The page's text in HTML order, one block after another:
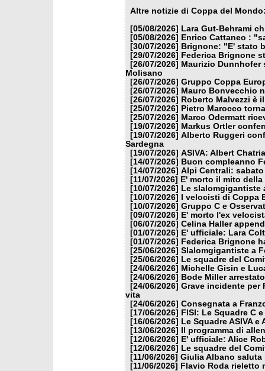
Altre notizie di Coppa del
[05/08/2026]
Lara Gut-Behrami
[05/08/2026]
Enrico Cattaneo :
[30/07/2026]
Brignone: "E' stato
[29/07/2026]
Federica Brignone
[26/07/2026] Maurizio Dunnhofer
Molisano
[26/07/2026] Gruppo Coppa
[26/07/2026] Mauro Bonvecchio
[26/07/2026]
Roberto Malvezzi è
[25/07/2026]
Pietro Marocco
[25/07/2026] Marco Odermatt
[19/07/2026] Markus Ortler
[19/07/2026] Alberto Ruggeri
Sardegna
[19/07/2026] ASIVA: Albert
[14/07/2026]
Buon compleanno
[14/07/2026] Alpi Centrali:
[11/07/2026]
E' morto il mito
[10/07/2026]
Le
[10/07/2026]
I velocisti di Coppa
[10/07/2026] Gruppo C e
[09/07/2026]
E' morto l'ex
[06/07/2026] Celina Haller
[01/07/2026]
E' ufficiale: Lara
[01/07/2026]
Federica Brignone
[25/06/2026] Slalomgigantiste a
[25/06/2026]
Le squadre del
[24/06/2026] Michelle Gisin e
[24/06/2026]
Bode Miller
[24/06/2026] Grave incidente per
vita
[24/06/2026] Consegnata a
[17/06/2026]
FISI: Le Squadre C
[16/06/2026]
Le Squadre ASIVA
[13/06/2026]
Il programma di
[12/06/2026]
E' ufficiale: Alice
[12/06/2026]
Le squadre del
[11/06/2026] Giulia Albano saluta
[11/06/2026]
Flavio Roda rieletto